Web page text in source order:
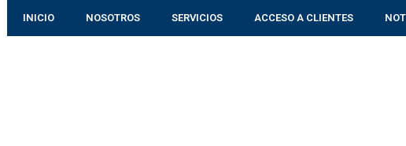
INICIO NOSOTROS SERVICIOS ACCESO A CLIENTES